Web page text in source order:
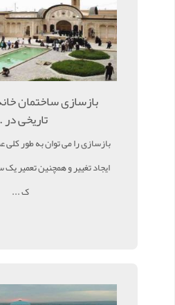
بازسازی ساختمان
تاریخی
بازسازی را می توان به طور
ایجاد تغییر و همچنین تعمیر
ک ...